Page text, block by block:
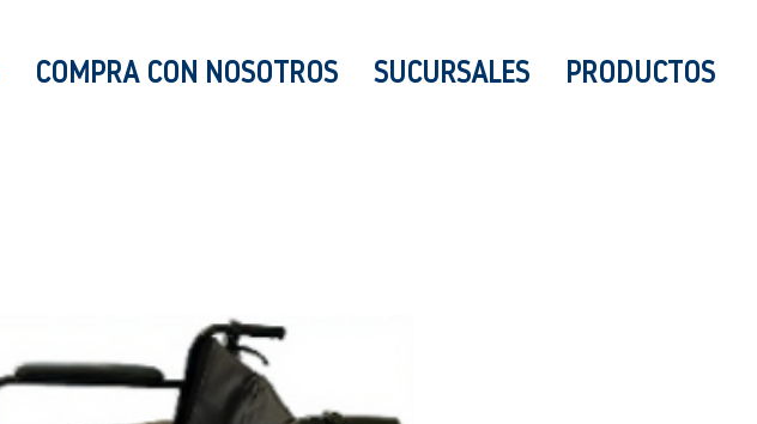
COMPRA CON NOSOTROS SUCURSALES PRODUCTOS